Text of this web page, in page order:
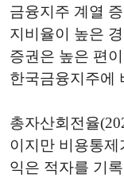
금융지주 계열
지비율이 높은
증권은 높은 편
한국금융지주에
총자산회전율
이지만 비용통
익은 적자를 기